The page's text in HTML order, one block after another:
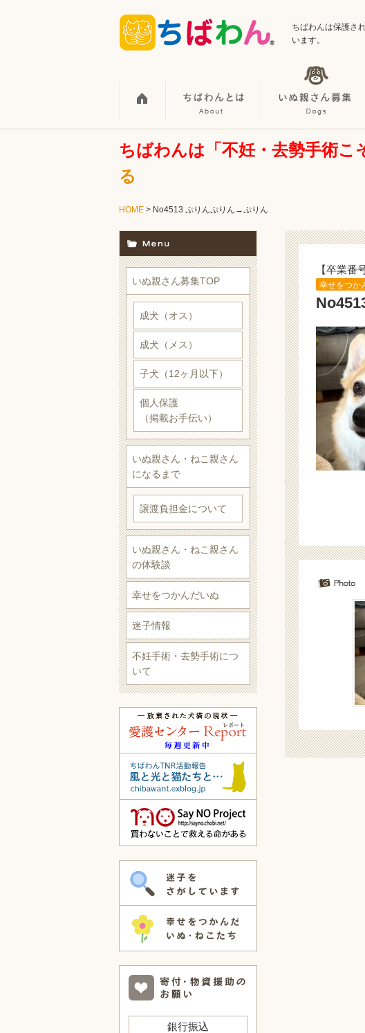
ちばわんは保護さ
います。
ちばわんは「不妊・去勢手術こ
る
HOME > No4513 ぷりんぷりん→ぷりん
【卒業番
幸せをつか
いぬ親さん募集TOP
成犬（オス）
成犬（メス）
子犬（12ヶ月以下）
個人保護
（掲載お手伝い）
いぬ親さん・ねこ親さん
になるまで
譲渡負担金について
いぬ親さん・ねこ親さん
の体験談
幸せをつかんだいぬ
迷子情報
不妊手術・去勢手術につ
いて
銀行振込